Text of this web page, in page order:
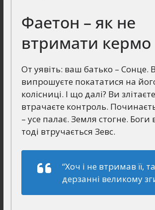
Фаетон – як не
втримати кермо
От уявіть: ваш батько – Сонце.
випрошуєте покататися на
колісниці. І що далі? Ви
втрачаєте контроль.
– усе палає. Земля стогне. Боги
тоді втручається Зевс.
“Хоч і не втримав її,
дерзанні великому